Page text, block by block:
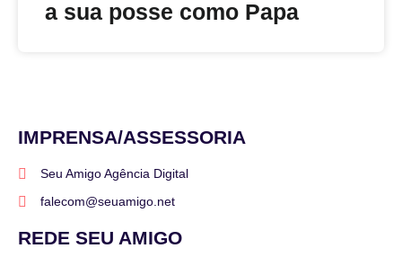
a sua posse como Papa
IMPRENSA/ASSESSORIA
Seu Amigo Agência Digital
falecom@seuamigo.net
REDE SEU AMIGO